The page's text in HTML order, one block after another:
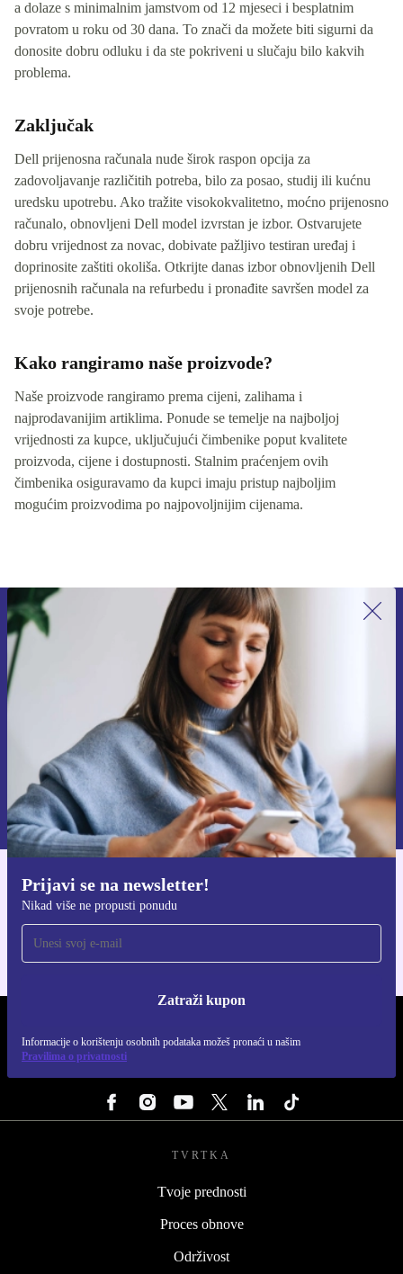
a dolaze s minimalnim jamstvom od 12 mjeseci i besplatnim
povratom u roku od 30 dana. To znači da možete biti sigurni da
donosite dobru odluku i da ste pokriveni u slučaju bilo kakvih
problema.
Zaključak
Dell prijenosna računala nude širok raspon opcija za
zadovoljavanje različitih potreba, bilo za posao, studij ili kućnu
uredsku upotrebu. Ako tražite visokokvalitetno, moćno prijenosno
računalo, obnovljeni Dell model izvrstan je izbor. Ostvarujete
dobru vrijednost za novac, dobivate pažljivo testiran uređaj i
doprinosite zaštiti okoliša. Otkrijte danas izbor obnovljenih Dell
prijenosnih računala na refurbedu i pronađite savršen model za
svoje potrebe.
Kako rangiramo naše proizvode?
Naše proizvode rangiramo prema cijeni, zalihama i
najprodavanijim artiklima. Ponude se temelje na najboljoj
vrijednosti za kupce, uključujući čimbenike poput kvalitete
proizvoda, cijene i dostupnosti. Stalnim praćenjem ovih
čimbenika osiguravamo da kupci imaju pristup najboljim
mogućim proizvodima po najpovoljnijim cijenama.
Prijavi se na newsletter!
Nikad više ne propusti ponudu
Zatraži kupon
Informacije o korištenju osobnih podataka možeš pronaći u našim
Pravilima o privatnosti
Prijavi se na newsletter!
Nikad više ne propusti ponudu.
Zatraži kupon
Informacije o korištenju osobnih podataka možeš pronaći u našim
Pravilima privatnosti.
Preuzmi refurbed aplikaciju
Za iOS i Android
TVRTKA
Tvoje prednosti
Proces obnove
Održivost